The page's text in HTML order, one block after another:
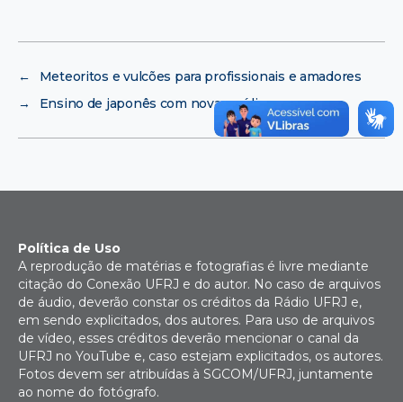
←
Meteoritos e vulcões para profissionais e amadores
→
Ensino de japonês com novas mídias
Política de Uso
A reprodução de matérias e fotografias é livre mediante
citação do Conexão UFRJ e do autor. No caso de arquivos
de áudio, deverão constar os créditos da Rádio UFRJ e,
em sendo explicitados, dos autores. Para uso de arquivos
de vídeo, esses créditos deverão mencionar o canal da
UFRJ no YouTube e, caso estejam explicitados, os autores.
Fotos devem ser atribuídas à SGCOM/UFRJ, juntamente
ao nome do fotógrafo.